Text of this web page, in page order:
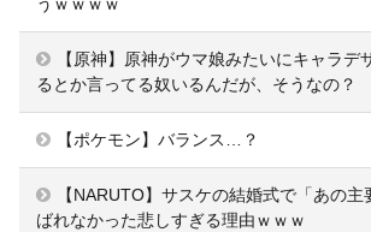
【原神】原神がウマ娘みたいにキャラデ
るとか言ってる奴いるんだが、そうなの？
【ポケモン】バランス…？
【NARUTO】サスケの結婚式で「あの
ばれなかった悲しすぎる理由ｗｗｗ